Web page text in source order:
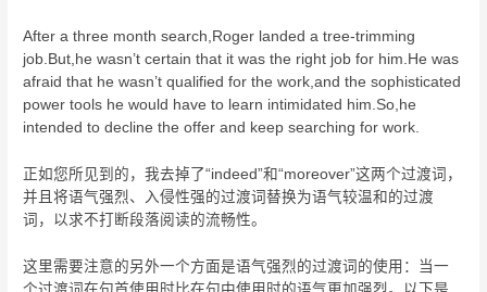
After a three month search,Roger landed a tree-trimming
job.But,he wasn’t certain that it was the right job for him.He was
afraid that he wasn’t qualified for the work,and the sophisticated
power tools he would have to learn intimidated him.So,he
intended to decline the offer and keep searching for work.
正如您所见到的，我去掉了“indeed”和“moreover”这两个过渡词，
并且将语气强烈、入侵性强的过渡词替换为语气较温和的过渡
词，以求不打断段落阅读的流畅性。
这里需要注意的另外一个方面是语气强烈的过渡词的使用：当一